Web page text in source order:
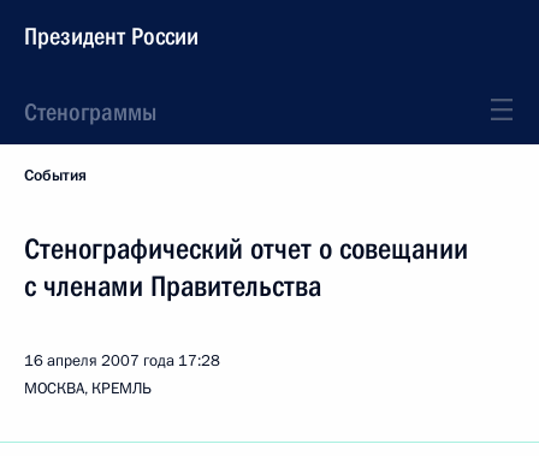
Президент России
Стенограммы
События
Стенографический отчет о совещании
с членами Правительства
16 апреля 2007 года 17:28
МОСКВА, КРЕМЛЬ